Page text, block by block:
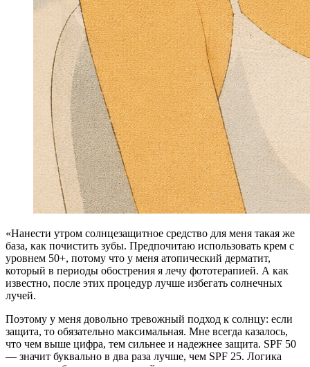
«Нанести утром солнцезащитное средство для меня такая же
база, как почистить зубы. Предпочитаю использовать крем с
уровнем 50+, потому что у меня атопический дерматит,
который в периоды обострения я лечу фототерапией. А как
известно, после этих процедур лучше избегать солнечных
лучей.
Поэтому у меня довольно тревожный подход к солнцу: если
защита, то обязательно максимальная. Мне всегда казалось,
что чем выше цифра, тем сильнее и надежнее защита. SPF 50
— значит буквально в два раза лучше, чем SPF 25. Логика